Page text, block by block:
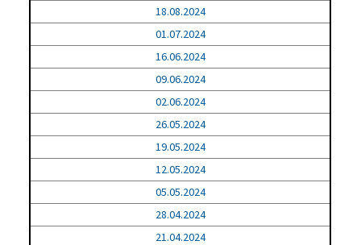
18.08.2024
01.07.2024
16.06.2024
09.06.2024
02.06.2024
26.05.2024
19.05.2024
12.05.2024
05.05.2024
28.04.2024
21.04.2024